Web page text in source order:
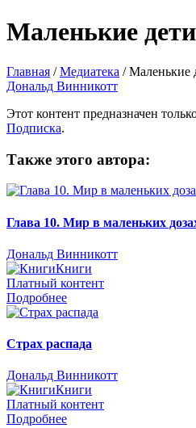
Маленькие
Главная /Медиатека /Маленькие
Дональд Винникотт
Этот контент предназначен
Подписка.
Также этого автора:
Глава 10. Мир в маленьких
Дональд Винникотт
Книги
Платный контент
Подробнее
Страх распада
Дональд Винникотт
Книги
Платный контент
Подробнее